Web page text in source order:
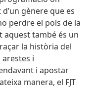
gènere que es
perdre el pols de la
aquest també és un
la història del
arestes i
i apostar
manera, el FJT